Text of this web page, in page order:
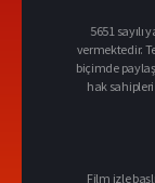
5651
vermektedir.
biçimde
hak
Film izle